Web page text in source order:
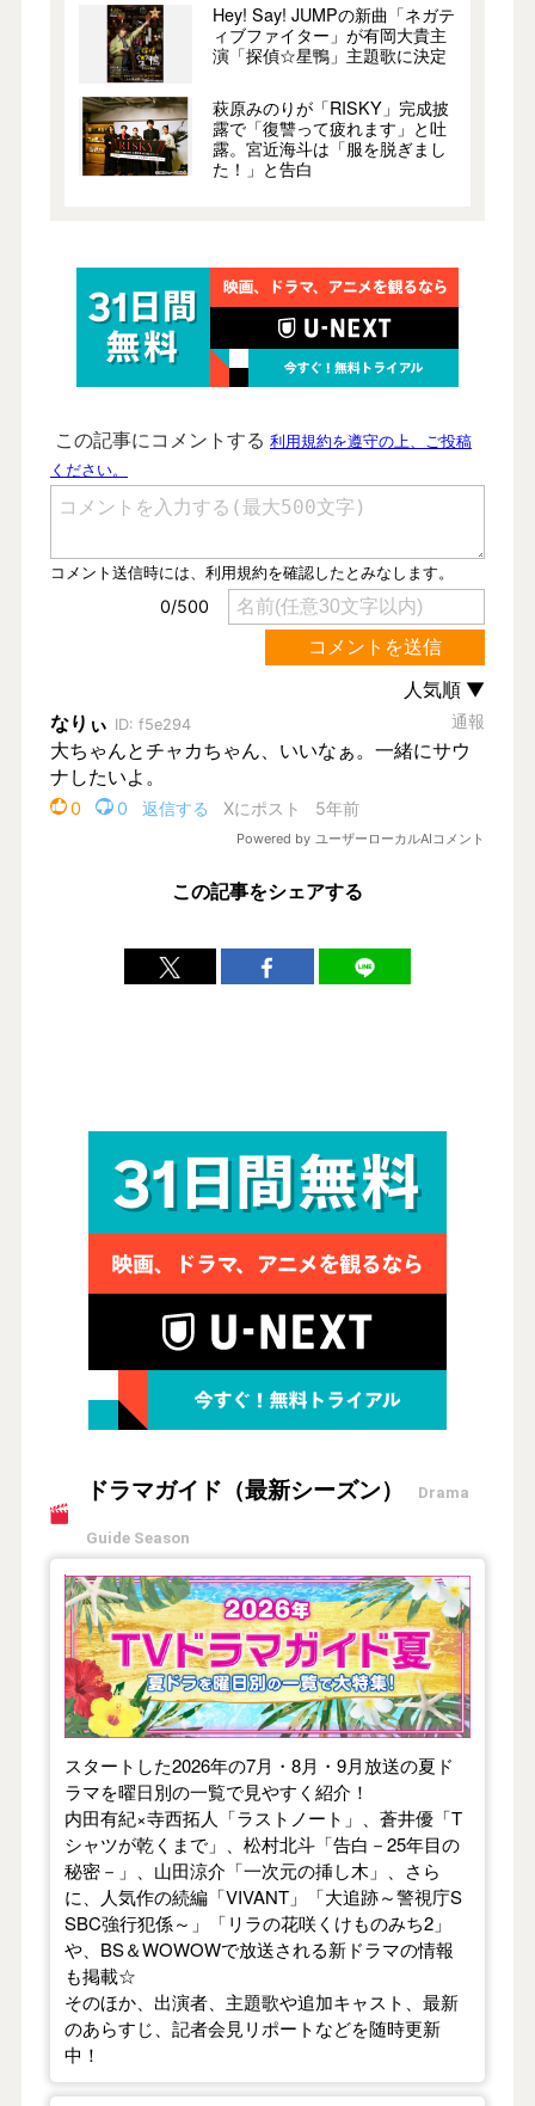
Hey! Say! JUMPの新曲「ネガテ
ィブファイター」が有岡大貴主
演「探偵☆星鴨」主題歌に決定
萩原みのりが「RISKY」完成披
露で「復讐って疲れます」と吐
露。宮近海斗は「服を脱ぎまし
た！」と告白
この記事をシェアする
ドラマガイド（最新シーズン） Drama
Guide Season
【2026年夏】TVドラマガイド
スタートした2026年の7月・8月・9月放送の夏ド
ラマを曜日別の一覧で見やすく紹介！
内田有紀×寺西拓人「ラストノート」、蒼井優「T
シャツが乾くまで」、松村北斗「告白－25年目の
秘密－」、山田涼介「一次元の挿し木」、さら
に、人気作の続編「VIVANT」「大追跡～警視庁S
SBC強行犯係～」「リラの花咲くけものみち2」
や、BS＆WOWOWで放送される新ドラマの情報
も掲載☆
そのほか、出演者、主題歌や追加キャスト、最新
のあらすじ、記者会見リポートなどを随時更新
中！